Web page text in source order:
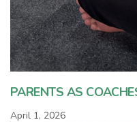
PARENTS AS
April 1, 2026